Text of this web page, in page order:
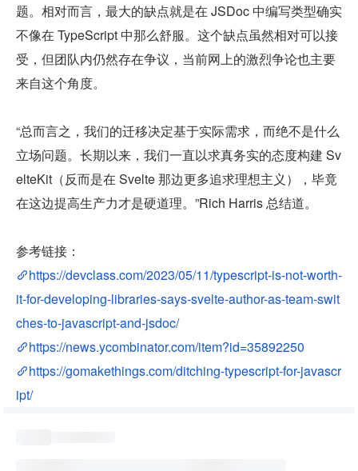
题。相对而言，最大的缺点就是在 JSDoc 中编写类型确实
不像在 TypeScript 中那么舒服。这个缺点虽然相对可以接
受，但团队内仍然存在争议，当前网上的激烈争论也主要
来自这个角度。
“总而言之，我们的迁移决定基于实际需求，而绝不是什么
立场问题。长期以来，我们一直以求真务实的态度构建 Sv
elteKit（反而是在 Svelte 那边更多追求理想主义），毕竟
在这边提高生产力才是硬道理。”Rich Harris 总结道。
参考链接：
https://devclass.com/2023/05/11/typescript-is-not-worth-
it-for-developing-libraries-says-svelte-author-as-team-swit
ches-to-javascript-and-jsdoc/
https://news.ycombinator.com/item?id=35892250
https://gomakethings.com/ditching-typescript-for-javascr
ipt/